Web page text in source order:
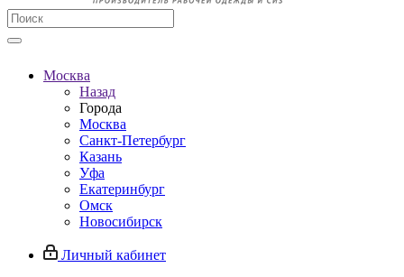
Москва
Назад
Города
Москва
Санкт-Петербург
Казань
Уфа
Екатеринбург
Омск
Новосибирск
Личный кабинет